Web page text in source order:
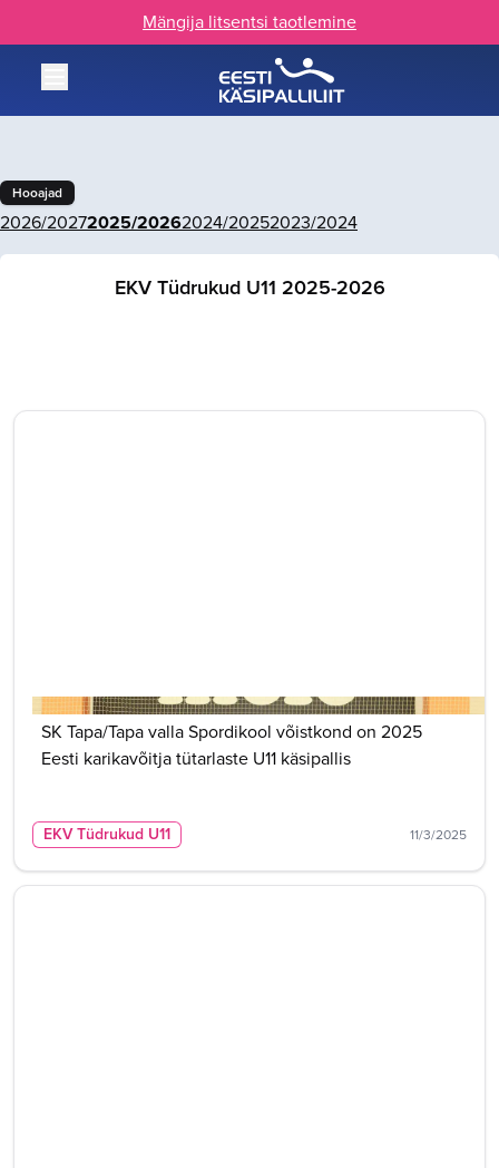
Mängija litsentsi taotlemine
Hooajad
2026/20272025/20262024/20252023/2024
EKV Tüdrukud U11 2025-2026
SK Tapa/Tapa valla Spordikool võistkond on 2025
Eesti karikavõitja tütarlaste U11 käsipallis
EKV Tüdrukud U11 11/3/2025